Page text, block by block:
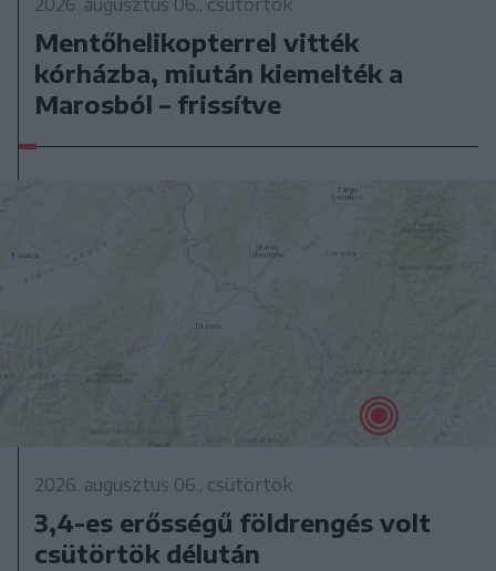
2026. augusztus 06., csütörtök
Mentőhelikopterrel vitték
kórházba, miután kiemelték a
Marosból – frissítve
2026. augusztus 06., csütörtök
3,4-es erősségű földrengés volt
csütörtök délután